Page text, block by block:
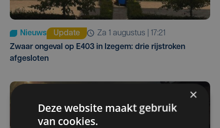
Nieuws Update
za 1 augustus | 17:21
Zwaar ongeval op E403 in Izegem: drie rijstroken
afgesloten
×
Deze website maakt gebruik
van cookies.